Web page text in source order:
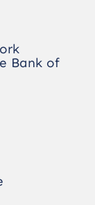
Bank of